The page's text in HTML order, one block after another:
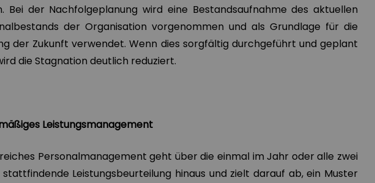
Bei der Nachfolgeplanung wird eine Bestandsaufnahme des aktuellen
der Organisation vorgenommen und als Grundlage für die
der Zukunft verwendet. Wenn dies sorgfältig durchgeführt und geplant
die Stagnation deutlich reduziert.
Leistungsmanagement
Personalmanagement geht über die einmal im Jahr oder alle zwei
Leistungsbeurteilung hinaus und zielt darauf ab, ein Muster